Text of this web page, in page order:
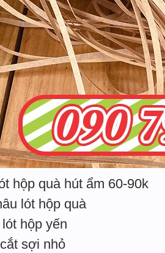
hộp quà hút ẩm 60-90k
lót hộp quà
hộp yến
sợi nhỏ